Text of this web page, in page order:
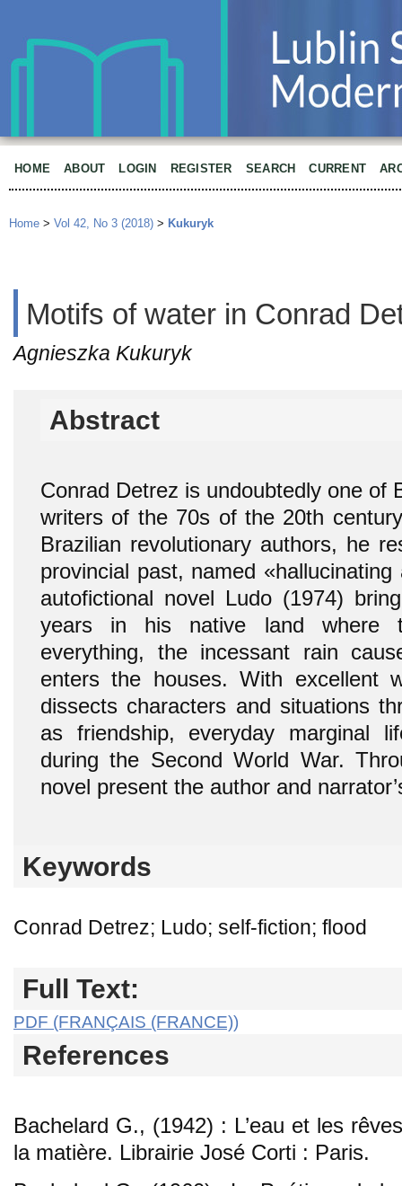
HOME ABOUT LOGIN REGISTER SEARCH CURRENT
Home > Vol 42, No 3 (2018) > Kukuryk
Motifs of water in Conrad
Agnieszka Kukuryk
Abstract
Conrad Detrez is undoubtedly one of
writers of the 70s of the 20th
Brazilian revolutionary authors, he
provincial past, named
autofictional novel Ludo (1974)
years in his native land where
everything, the incessant rain
enters the houses. With excellent
dissects characters and situations
as friendship, everyday marginal
during the Second World War.
novel present the author and
Keywords
Conrad Detrez; Ludo; self-fiction; flood
Full Text:
PDF (FRANÇAIS (FRANCE))
References
Bachelard G., (1942) : L’eau et les
la matière. Librairie José Corti : Paris.